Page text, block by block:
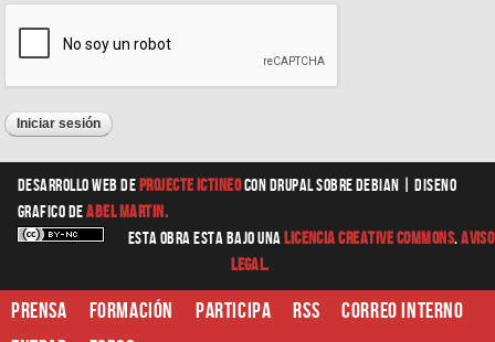
Desarrollo web de Projecte Ictineocon Drupal sobre Debian |diseno
graficodeAbel Martin.
Esta obra esta bajo una Licencia Creative Commons.Aviso
Legal.
Prensa Formación Participa RSS
Correo interno